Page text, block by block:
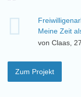
Meine Zeit
von Claas,
Zum Projekt